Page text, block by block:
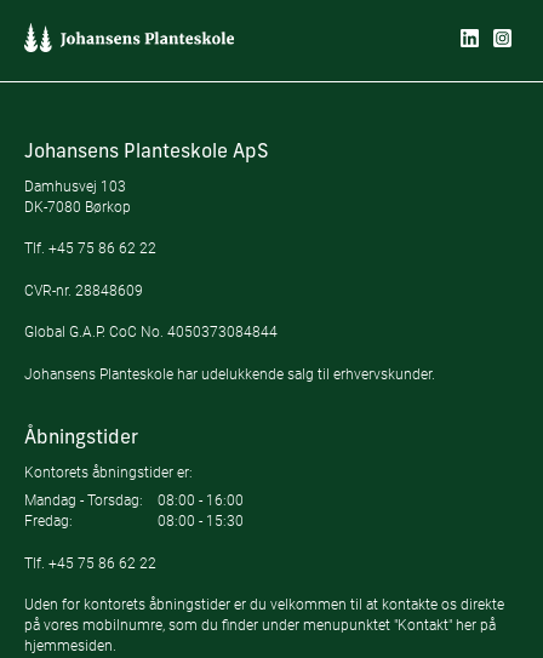
Johansens Planteskole ApS
Damhusvej 103
DK-7080 Børkop
Tlf. +45 75 86 62 22
CVR-nr. 28848609
Global G.A.P. CoC No. 4050373084844
Johansens Planteskole har udelukkende salg til erhvervskunder.
Åbningstider
Kontorets åbningstider er:
Mandag - Torsdag:
08:00 - 16:00
Fredag:
08:00 - 15:30
Tlf. +45 75 86 62 22
Uden for kontorets åbningstider er du velkommen til at kontakte os direkte
på vores mobilnumre, som du finder under menupunktet "Kontakt" her på
hjemmesiden.